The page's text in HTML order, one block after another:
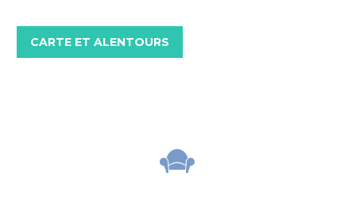
CARTE ET ALENTOURS

